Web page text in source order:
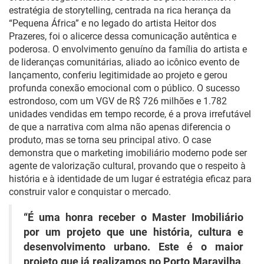
estratégia de storytelling, centrada na rica herança da
“Pequena África” e no legado do artista Heitor dos
Prazeres, foi o alicerce dessa comunicação autêntica e
poderosa. O envolvimento genuíno da família do artista e
de lideranças comunitárias, aliado ao icônico evento de
lançamento, conferiu legitimidade ao projeto e gerou
profunda conexão emocional com o público. O sucesso
estrondoso, com um VGV de R$ 726 milhões e 1.782
unidades vendidas em tempo recorde, é a prova irrefutável
de que a narrativa com alma não apenas diferencia o
produto, mas se torna seu principal ativo. O case
demonstra que o marketing imobiliário moderno pode ser
agente de valorização cultural, provando que o respeito à
história e à identidade de um lugar é estratégia eficaz para
construir valor e conquistar o mercado.
“É uma honra receber o Master Imobiliário
por um projeto que une história, cultura e
desenvolvimento urbano. Este é o maior